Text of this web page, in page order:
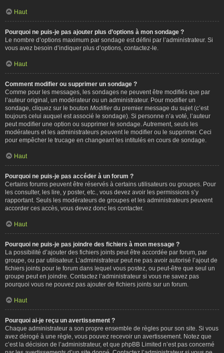
Haut
Pourquoi ne puis-je pas ajouter plus d’options à mon sondage ?
Le nombre d’options maximum par sondage est défini par l’administrateur. Si
vous avez besoin d’indiquer plus d’options, contactez-le.
Haut
Comment modifier ou supprimer un sondage ?
Comme pour les messages, les sondages ne peuvent être modifiés que par
l’auteur original, un modérateur ou un administrateur. Pour modifier un
sondage, cliquez sur le bouton Modifierdu premier message du sujet (c’est
toujours celui auquel est associé le sondage). Si personne n’a voté, l’auteur
peut modifier une option ou supprimer le sondage. Autrement, seuls les
modérateurs et les administrateurs peuvent le modifier ou le supprimer. Ceci
pour empêcher le trucage en changeant les intitulés en cours de sondage.
Haut
Pourquoi ne puis-je pas accéder à un forum ?
Certains forums peuvent être réservés à certains utilisateurs ou groupes. Pour
les consulter, les lire, y poster, etc., vous devez avoir les permissions s’y
rapportant. Seuls les modérateurs de groupes et les administrateurs peuvent
accorder ces accès, vous devez donc les contacter.
Haut
Pourquoi ne puis-je pas joindre des fichiers à mon message ?
La possibilité d’ajouter des fichiers joints peut être accordée par forum, par
groupe, ou par utilisateur. L’administrateur peut ne pas avoir autorisé l’ajout de
fichiers joints pour le forum dans lequel vous postez, ou peut-être que seul un
groupe peut en joindre. Contactez l’administrateur si vous ne savez pas
pourquoi vous ne pouvez pas ajouter de fichiers joints sur un forum.
Haut
Pourquoi ai-je reçu un avertissement ?
Chaque administrateur a son propre ensemble de règles pour son site. Si vous
avez dérogé à une règle, vous pouvez recevoir un avertissement. Notez que
c’est la décision de l’administrateur, et que phpBB Limited n’est pas concerné